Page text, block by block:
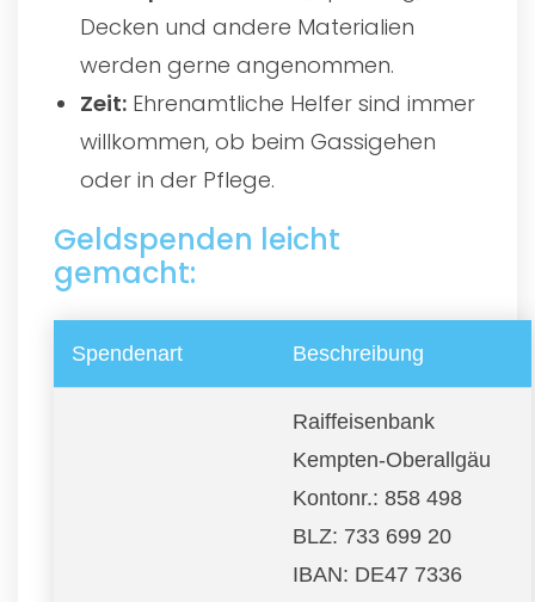
Decken und andere Materialien
werden gerne angenommen.
Zeit: Ehrenamtliche Helfer sind immer
willkommen, ob beim Gassigehen
oder in der Pflege.
Geldspenden leicht
gemacht:
Spendenart Beschreibung
Raiffeisenbank
Kempten-Oberallgäu
Kontonr.: 858 498
BLZ: 733 699 20
IBAN: DE47 7336